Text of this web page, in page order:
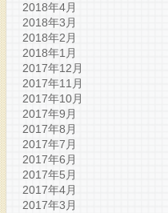
2018年4月
2018年3月
2018年2月
2018年1月
2017年12月
2017年11月
2017年10月
2017年9月
2017年8月
2017年7月
2017年6月
2017年5月
2017年4月
2017年3月